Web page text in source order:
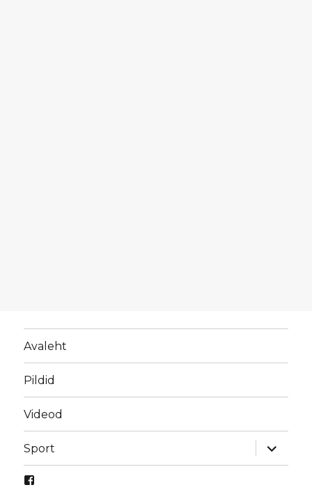
Avaleht
Pildid
Videod
Sport
laienda